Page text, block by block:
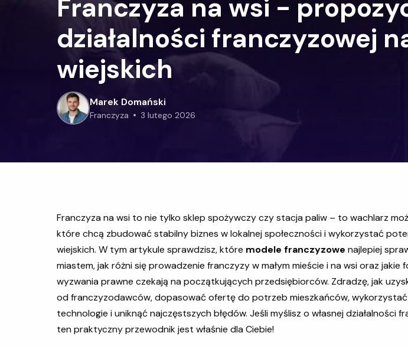
Franczyza na wsi -
działalności franczyzowej
wiejskich
Marek Domański
franczyza 3 lutego 2026
Franczyza na wsi to nie tylko sklep spożywczy czy stacja paliw – to wachlarz
które chcą zbudować stabilny biznes w lokalnej społeczności i wykorzystać
wiejskich. W tym artykule sprawdzisz, które modele franczyzowe najlepiej
miastem, jak różni się prowadzenie franczyzy w małym mieście i na wsi oraz jakie
wyzwania prawne czekają na początkujących przedsiębiorców. Zdradzę, jak
od franczyzodawców, dopasować ofertę do potrzeb mieszkańców,
technologie i uniknąć najczęstszych błędów. Jeśli myślisz o własnej działalności
ten praktyczny przewodnik jest właśnie dla Ciebie!